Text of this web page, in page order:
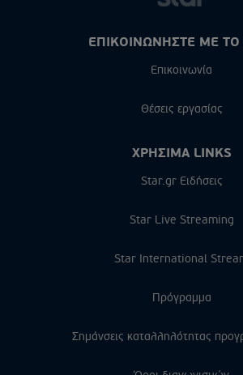
ΕΠΙΚΟΙΝΩΝΗΣΤΕ ΜΕ ΤΟ
Επικοινωνία
Θέσεις εργασίας
ΧΡΗΣΙΜΑ LINKS
Star.gr Ειδήσεις
Star Live Streaming
Star International
Πρόγραμμα
Σημάνσεις καταλληλότητας